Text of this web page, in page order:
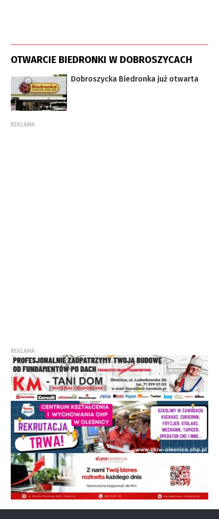
OTWARCIE BIEDRONKI W DOBROSZYCACH
Dobroszycka Biedronka już otwarta
REKLAMA
REKLAMA